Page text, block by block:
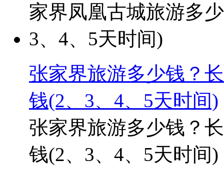
张家界旅游多少钱？
钱(2、3、4、5天时间)
张家界旅游多少钱？
钱(2、3、4、5天时间